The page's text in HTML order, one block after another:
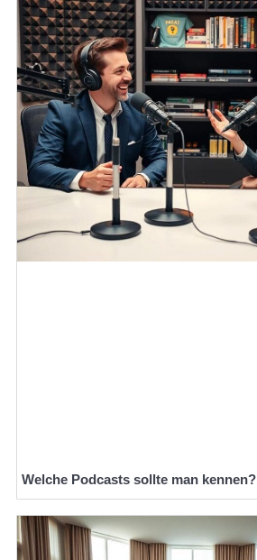
Welche Podcasts sollte man kennen?